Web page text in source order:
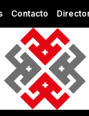
Contacto